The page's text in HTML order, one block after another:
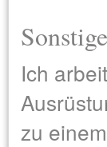
Ich
zu